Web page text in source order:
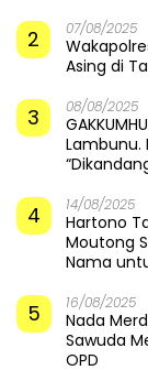
2 07/08/2025
Asing di
3 08/08/2025
Lambunu.
4 14/08/2025
Hartono
Moutong
Nama
5 16/08/2025
Nada
Sawuda
OPD